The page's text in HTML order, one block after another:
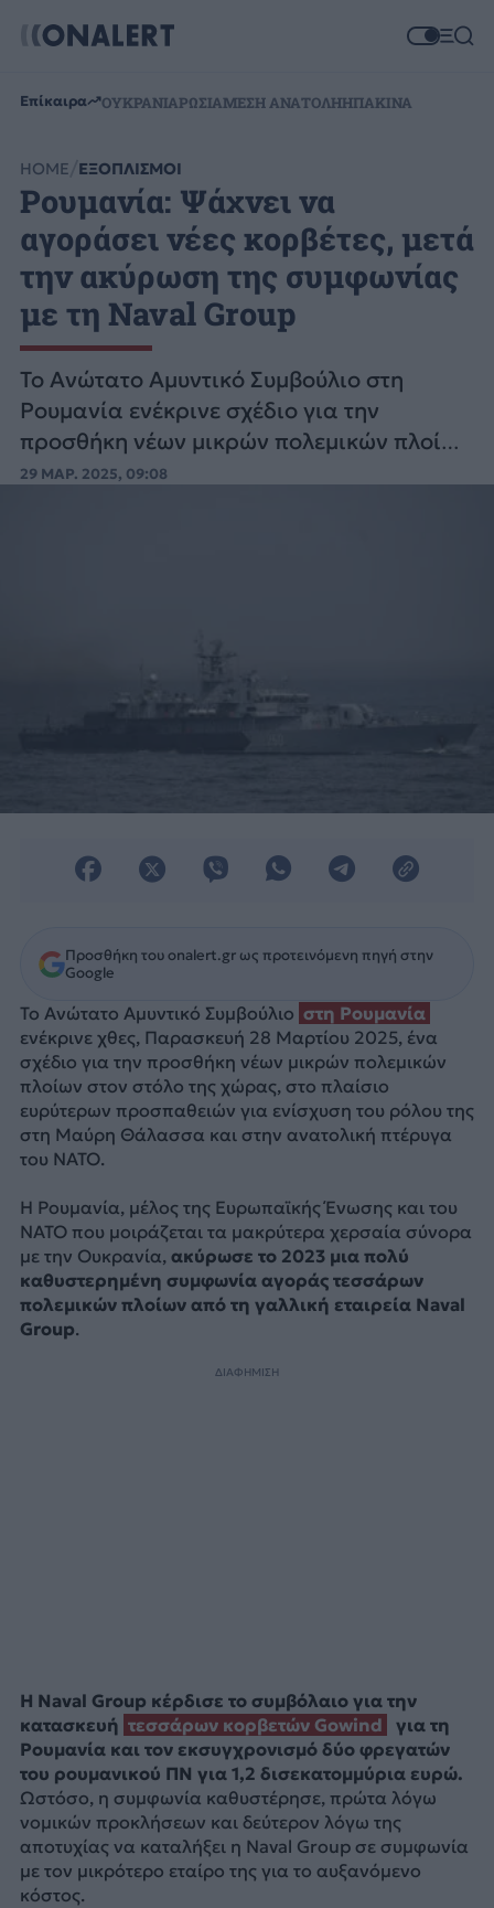
Επίκαιρα ΟΥΚΡΑΝΙΑΡΩΣΙΑΜΕΣΗ ΑΝΑΤΟΛΗΗΠΑΚΙΝΑ
HOME ΕΞΟΠΛΙΣΜΟΙ
Ρουμανία: Ψάχνει να
αγοράσει νέες κορβέτες, μετά
την ακύρωση της συμφωνίας
με τη Naval Group
Το Ανώτατο Αμυντικό Συμβούλιο στη
Ρουμανία ενέκρινε σχέδιο για την
προσθήκη νέων μικρών πολεμικών πλοίων
στον στόλο της χώρας.
29 ΜΑΡ. 2025, 09:08
Προσθήκη του onalert.gr ως προτεινόμενη πηγή στην
Google
Το Ανώτατο Αμυντικό Συμβούλιο στη Ρουμανία
ενέκρινε χθες, Παρασκευή 28 Μαρτίου 2025, ένα
σχέδιο για την προσθήκη νέων μικρών πολεμικών
πλοίων στον στόλο της χώρας, στο πλαίσιο
ευρύτερων προσπαθειών για ενίσχυση του ρόλου της
στη Μαύρη Θάλασσα και στην ανατολική πτέρυγα
του ΝΑΤΟ.
Η Ρουμανία, μέλος της Ευρωπαϊκής Ένωσης και του
ΝΑΤΟ που μοιράζεται τα μακρύτερα χερσαία σύνορα
με την Ουκρανία, ακύρωσε το 2023 μια πολύ
καθυστερημένη συμφωνία αγοράς τεσσάρων
πολεμικών πλοίων από τη γαλλική εταιρεία Naval
Group.
ΔΙΑΦΗΜΙΣΗ
Η Naval Group κέρδισε το συμβόλαιο για την
κατασκευή τεσσάρων κορβετών Gowind
για τη
Ρουμανία και τον εκσυγχρονισμό δύο φρεγατών
του ρουμανικού ΠΝ για 1,2 δισεκατομμύρια ευρώ.
Ωστόσο, η συμφωνία καθυστέρησε, πρώτα λόγω
νομικών προκλήσεων και δεύτερον λόγω της
αποτυχίας να καταλήξει η Naval Group σε συμφωνία
με τον μικρότερο εταίρο της για το αυξανόμενο
κόστος.